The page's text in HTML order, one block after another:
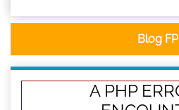
Blog FP
A PHP